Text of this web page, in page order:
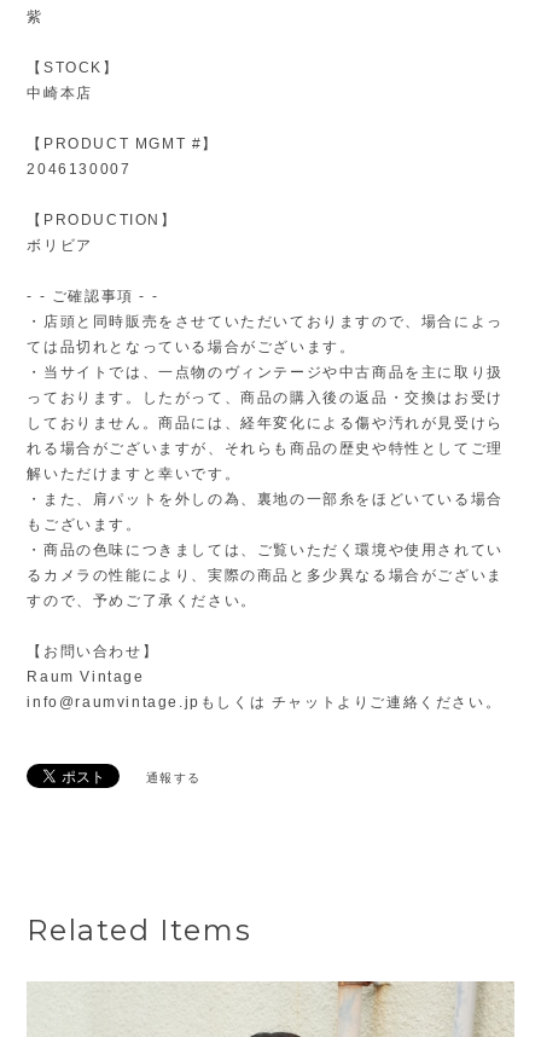
紫
【STOCK】
中崎本店
【PRODUCT MGMT #】
2046130007
【PRODUCTION】
ボリビア
- - ご確認事項 - -
・店頭と同時販売をさせていただいておりますので、場合によっ
ては品切れとなっている場合がございます。
・当サイトでは、一点物のヴィンテージや中古商品を主に取り扱
っております。したがって、商品の購入後の返品・交換はお受け
しておりません。商品には、経年変化による傷や汚れが見受けら
れる場合がございますが、それらも商品の歴史や特性としてご理
解いただけますと幸いです。
・また、肩パットを外しの為、裏地の一部糸をほどいている場合
もございます。
・商品の色味につきましては、ご覧いただく環境や使用されてい
るカメラの性能により、実際の商品と多少異なる場合がございま
すので、予めご了承ください。
【お問い合わせ】
Raum Vintage
info@raumvintage.jp もしくは チャットよりご連絡ください。
通報する
Related Items